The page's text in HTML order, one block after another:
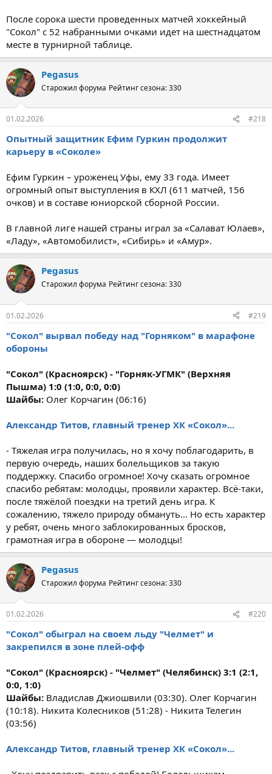
После сорока шести проведенных матчей хоккейный
"Сокол" c 52 набранными очками идет на шестнадцатом
месте в турнирной таблице.
Pegasus
Старожил форума Рейтинг сезона: 330
01.02.2026 #218
Опытный защитник Ефим Гуркин продолжит
карьеру в «Соколе»
Ефим Гуркин – уроженец Уфы, ему 33 года. Имеет
огромный опыт выступления в КХЛ (611 матчей, 156
очков) и в составе юниорской сборной России.
В главной лиге нашей страны играл за «Салават Юлаев»,
«Ладу», «Автомобилист», «Сибирь» и «Амур».
Pegasus
Старожил форума Рейтинг сезона: 330
01.02.2026 #219
"Сокол" вырвал победу над "Горняком" в марафоне
обороны
"Сокол" (Красноярск) - "Горняк-УГМК" (Верхняя
Пышма) 1:0 (1:0, 0:0, 0:0)
Шайбы: Олег Корчагин (06:16)
Александр Титов, главный тренер ХК «Сокол»...
- Тяжелая игра получилась, но я хочу поблагодарить, в
первую очередь, наших болельщиков за такую
поддержку. Спасибо огромное! Хочу сказать огромное
спасибо ребятам: молодцы, проявили характер. Всё-таки,
после тяжёлой поездки на третий день игра. К
сожалению, тяжело природу обмануть... Но есть характер
у ребят, очень много заблокированных бросков,
грамотная игра в обороне — молодцы!
Pegasus
Старожил форума Рейтинг сезона: 330
01.02.2026 #220
"Сокол" обыграл на своем льду "Челмет" и
закрепился в зоне плей-офф
"Сокол" (Красноярск) - "Челмет" (Челябинск) 3:1 (2:1,
0:0, 1:0)
Шайбы: Владислав Джиошвили (03:30). Олег Корчагин
(10:18). Никита Колесников (51:28) - Никита Телегин
(03:56)
Александр Титов, главный тренер ХК «Сокол»...